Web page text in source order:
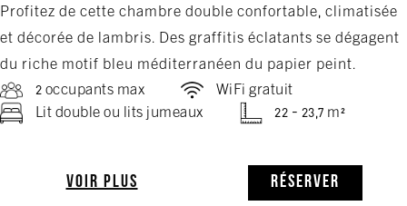
Profitez de cette chambre double confortable, climatisée
et décorée de lambris. Des graffitis éclatants se dégagent
du riche motif bleu méditerranéen du papier peint.
2 occupants max
WiFi gratuit
Lit double ou lits jumeaux
22 - 23,7 m²
VOIR PLUS RÉSERVER